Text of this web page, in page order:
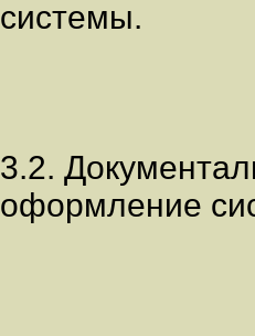
системы.
3.2.
оформление